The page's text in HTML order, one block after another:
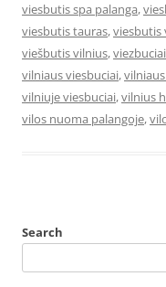
viesbutis spa palanga,
viesbutis tauras,viesbutis
viešbutis vilnius,
vilniaus viesbuciai,
vilniuje viesbuciai,vilnius
vilos nuoma palangoje,
Search